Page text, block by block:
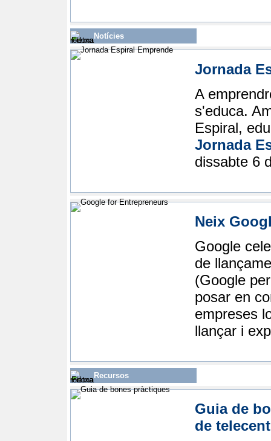
Notícies
Jornada
A
s'educa.
Espiral,
Jornada
dissabte 6
Neix
Google
de
(Google
posar en
empreses
llançar i
Recursos
Guia de
de